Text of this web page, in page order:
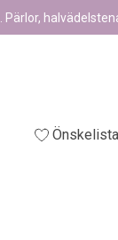
Önskelista